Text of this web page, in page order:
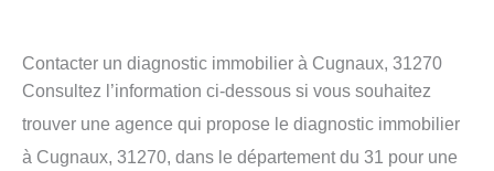
Contacter un diagnostic immobilier à Cugnaux, 31270
Consultez l’information ci-dessous si vous souhaitez
trouver une agence qui propose le diagnostic immobilier
à Cugnaux, 31270, dans le département du 31 pour une